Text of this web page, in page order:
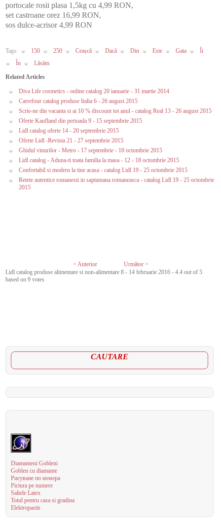
portocale rosii plasa 1,5kg cu 4,99 RON,
set castroane orez 16,99 RON,
sos dulce-acrisor 4,99 RON
Tags: 150 250 Ceașcă Dacă Din Este Gata
Îi
În
Lăsăm
Related Articles
Diva Life cosmetics - online catalog 20 ianuarie - 31 martie 2014
Carrefour catalog produse Italia 6 - 26 august 2015
Scrie-ne din vacanta si ai 10 % discount tot anul - catalog Real 13 - 26 august 2015
Oferte Kaufland din perioada 9 - 15 septembrie 2015
Lidl catalog oferte 14 - 20 septembrie 2015
Oferte Lidl -Revista 21 - 27 septembrie 2015
Ghidul vinurilor - Metro - 17 septembrie - 10 octombrie 2015
Lidl catalog - Aduna-ti toata familia la masa - 12 - 18 octombrie 2015
Confortabil si modern la tine acasa - catalog Lidl 19 - 25 octombrie 2015
Retete autentice romanesti in saptamana romaneasca - catalog Lidl 19 - 25 octombrie
2015
< Anterior
Următor >
Lidl catalog produse alimentare si non-alimentare 8 - 14 februarie 2016 -4.4 out of5
based on9 votes
CAUTARE
Diamanteni Gobleni
Goblen cu diamante
Рисуване по номера
Pictura pe numere
Saltele Latex
Totul pentru casa si gradina
Elektropastir